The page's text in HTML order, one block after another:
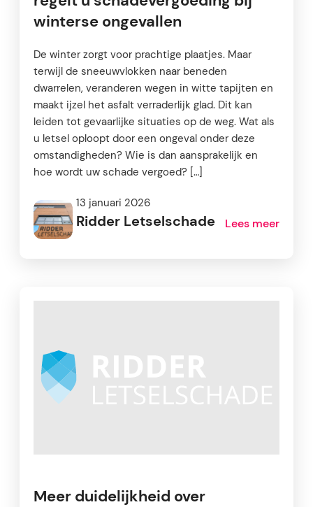
winterse ongevallen
De winter zorgt voor prachtige plaatjes. Maar
terwijl de sneeuwvlokken naar beneden
dwarrelen, veranderen wegen in witte tapijten en
maakt ijzel het asfalt verraderlijk glad. Dit kan
leiden tot gevaarlijke situaties op de weg. Wat als
u letsel oploopt door een ongeval onder deze
omstandigheden? Wie is dan aansprakelijk en
hoe wordt uw schade vergoed? […]
13 januari 2026
Ridder Letselschade Lees meer
Meer duidelijkheid over